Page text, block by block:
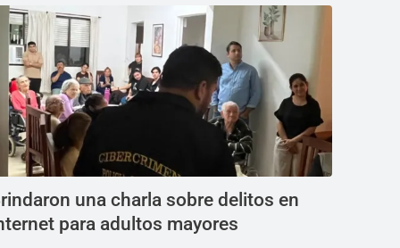
una charla sobre delitos en
para adultos mayores